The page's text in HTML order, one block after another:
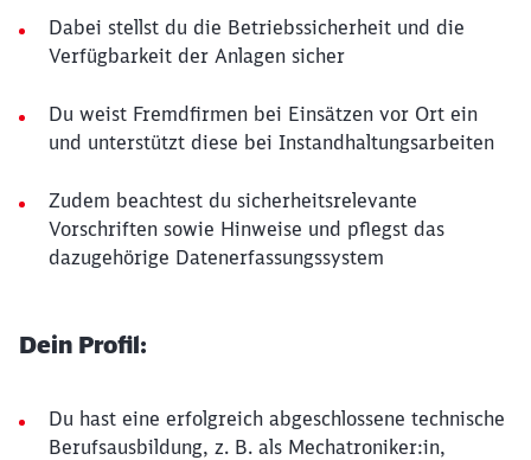
Dabei stellst du die Betriebssicherheit und die
Verfügbarkeit der Anlagen sicher
Du weist Fremdfirmen bei Einsätzen vor Ort ein
und unterstützt diese bei Instandhaltungsarbeiten
Zudem beachtest du sicherheitsrelevante
Vorschriften sowie Hinweise und pflegst das
dazugehörige Datenerfassungssystem
Dein Profil:
Du hast eine erfolgreich abgeschlossene technische
Berufsausbildung, z. B. als Mechatroniker:in,